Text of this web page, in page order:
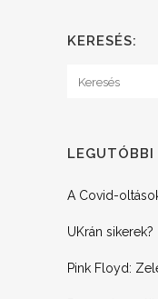
KERESÉS:
LEGUTÓBBI
A Covid-
UKrán sikerek?
Pink Floyd: